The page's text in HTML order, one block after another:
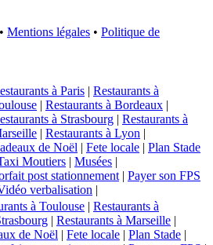
• Mentions légales • Politique de
à Paris | Restaurants à
| Restaurants à Bordeaux |
à Strasbourg | Restaurants à
| Restaurants à Lyon |
de Noël | Fete locale | Plan Stade
Moutiers | Musées |
post stationnement | Payer son FPS
verbalisation |
à Toulouse | Restaurants à
| Restaurants à Marseille |
de Noël | Fete locale | Plan Stade |